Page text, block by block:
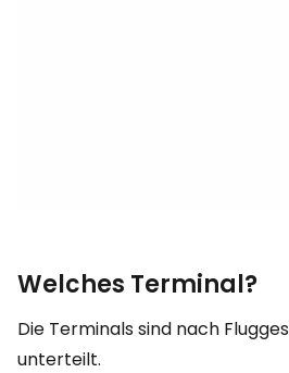
Welches Terminal?
Die Terminals sind nach
unterteilt.